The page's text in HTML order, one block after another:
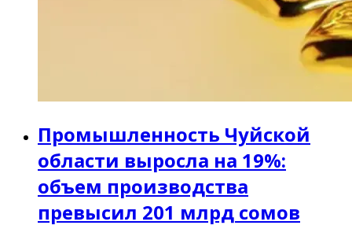
Промышленность Чуйской
области выросла на 19%:
объем производства
превысил 201 млрд сомов